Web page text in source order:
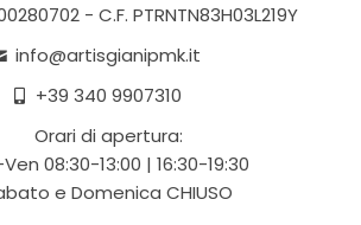
- C.F. PTRNTN83H03L219Y
info@artisgianipmk.it
+39 340 9907310
Orari di apertura:
08:30-13:00 | 16:30-19:30
e Domenica CHIUSO